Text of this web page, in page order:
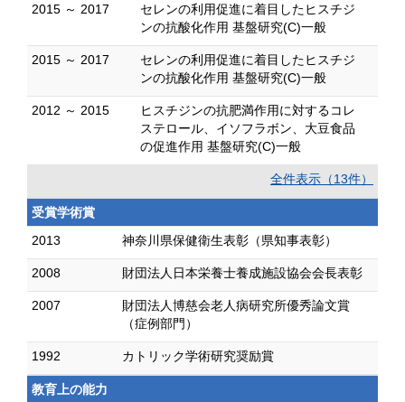
2015 ～ 2017
セレンの利用促進に着目したヒスチジ
ンの抗酸化作用 基盤研究(C)一般
2015 ～ 2017
セレンの利用促進に着目したヒスチジ
ンの抗酸化作用 基盤研究(C)一般
2012 ～ 2015
ヒスチジンの抗肥満作用に対するコレ
ステロール、イソフラボン、大豆食品
の促進作用 基盤研究(C)一般
全件表示（13件）
受賞学術賞
2013
神奈川県保健衛生表彰（県知事表彰）
2008 財団法人日本栄養士養成施設協会会長表彰
2007
財団法人博慈会老人病研究所優秀論文賞
（症例部門）
1992 カトリック学術研究奨励賞
教育上の能力